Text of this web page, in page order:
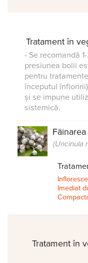
Tratament în
- Se recomandă
presiunea bolii
pentru
începutul
și se impune
sistemică.
(Uncinula
Imediat
Tratament în